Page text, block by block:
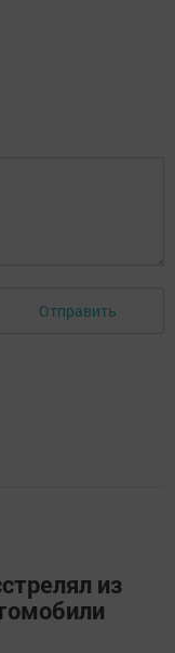
Отправить
из